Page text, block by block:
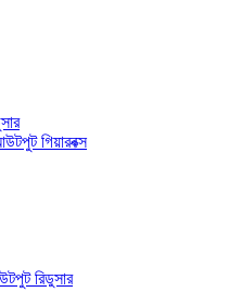
গিয়ারবক্স
রিডুসার